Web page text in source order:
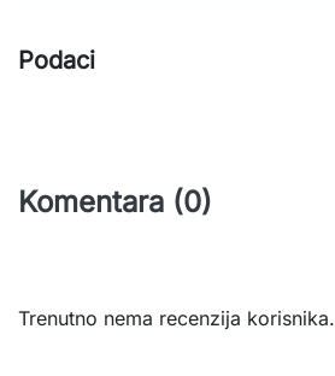
Podaci
Komentara (0)
Trenutno nema recenzija korisnika.